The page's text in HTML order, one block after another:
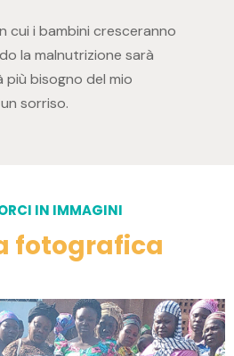
cui i bambini cresceranno
la malnutrizione sarà
più bisogno del mio
sorriso.
RCI IN IMMAGINI
fotografica